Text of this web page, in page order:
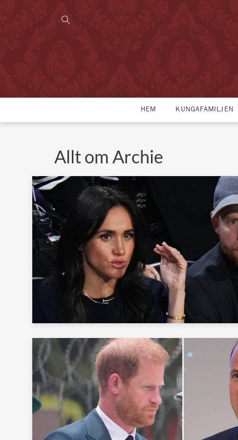
HEM KUNGAFAMILJEN
Allt om Archie